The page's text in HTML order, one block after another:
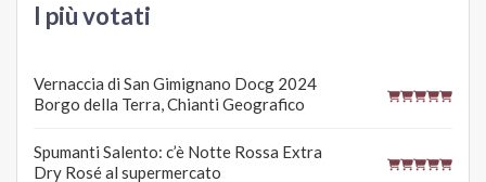
I più votati
Vernaccia di San Gimignano Docg 2024
Borgo della Terra, Chianti Geografico
Spumanti Salento: c’è Notte Rossa Extra
Dry Rosé al supermercato